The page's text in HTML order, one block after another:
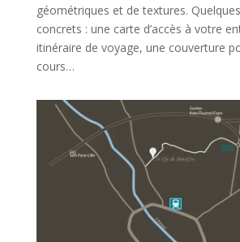
géométriques et de textures.
concrets : une carte d’accès à votre
itinéraire de voyage, une couverture
cours…